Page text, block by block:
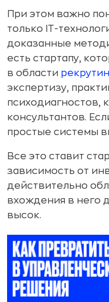
При этом важно
только IT-
доказанные
есть стартапу,
в области
экспертизу,
психодиагностов,
консультантов.
простые системы
Все это ставит
зависимость от
действительно
вхождения в него
высок.